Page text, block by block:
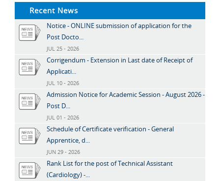
Recent News
Notice - ONLINE submission of application for the
Post Docto...
JUL 25 - 2026
Corrigendum - Extension in Last date of Receipt of
Applicati...
JUL 10 - 2026
Admission Notice for Academic Session - August 2026 -
Post D...
JUL 01 - 2026
Schedule of Certificate verification - General
Apprentice, d...
JUN 29 - 2026
Rank List for the post of Technical Assistant
(Cardiology) -...